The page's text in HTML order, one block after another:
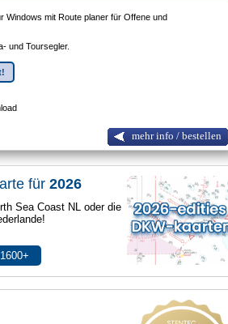
Windows mit Route planer für Offene und
und Toursegler.
mehr info / bestellen
für2026
Sea Coast NL oder die